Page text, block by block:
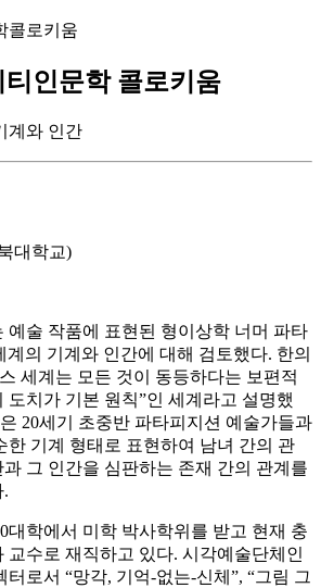
콜로키움
인문학 콜로키움
계와 인간
대학교)
예술 작품에 표현된 형이상학 너머 파타
계의 기계와 인간에 대해 검토했다. 한의
세계는 모든 것이 동등하다는 보편적
도치가 기본 원칙”인 세계라고 설명했
20세기 초중반 파타피지션 예술가들과
한 기계 형태로 표현하여 남녀 간의 관
그 인간을 심판하는 존재 간의 관계를
.
대학에서 미학 박사학위를 받고 현재 충
교수로 재직하고 있다. 시각예술단체인
로서 “망각, 기억-없는-신체”, “그림 그